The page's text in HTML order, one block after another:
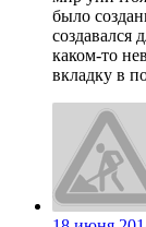
было
создавался
каком-то
вкладку в